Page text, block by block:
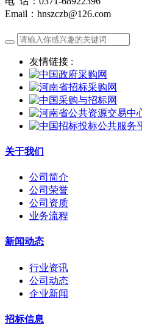
Email：hnszczb@126.com
友情链接 :
关于我们
公司简介
公司荣誉
公司资质
业务流程
新闻动态
行业资讯
公司动态
企业新闻
招标信息